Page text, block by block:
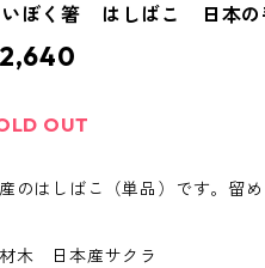
ぼく箸 はしばこ 日本の
OUT
のはしばこ（単品）です。
木 日本産サクラ